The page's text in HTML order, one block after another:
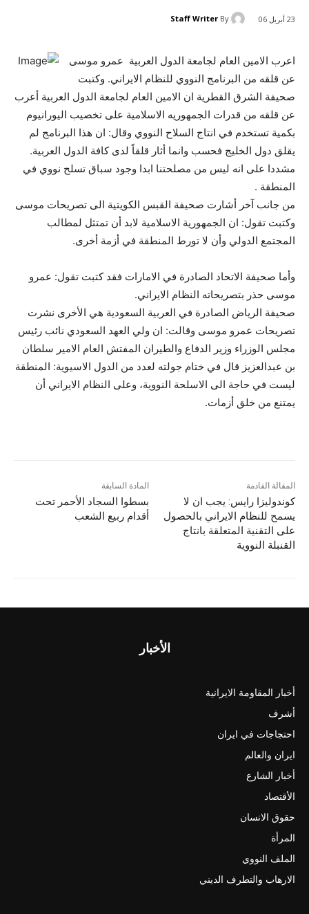
23 أبريل 06 By
Staff Writer
اعرب الامين العام لجامعة الدول العربية عمرو موسى
عن قلقه من البرنامج النووي للنظام الايراني. وكتبت
صحيفة الشرق القطرية ان الامين العام لجامعة الدول العربية أعرب
عن قلقه من قدرات الجمهوريه الاسلامية على تخصيب اليورانيوم
بكمية تستخدم في انتاج السلاح النووي وقال: ان هذا البرنامج لم
يقلق دول الخليج فحسب وانما أثار قلقاً لدى كافة الدول العربية.
مشددا على انه ليس من مصلحتنا ابدا وجود سباق تسلح نووي في
المنطقة .
من جانب آخر أشارت صحيفة القبس الكويتية الى تصريحات موسى
وكتبت تقول: ان الجمهورية الاسلامية لابد أن تمتثل لمطالب
المجتمع الدولي وأن لا تورط المنطقة في أزمة أخرى.
وأما صحيفة الاتحاد الصادرة في الامارات فقد كتبت تقول: عمرو
موسى حذر بتصريحاته النظام الايراني.
صحيفة الرياض الصادرة في العربية السعودية هي الأخرى نشرت
تصريحات عمرو موسى وقالت: ان ولي العهد السعودي نائب رئيس
مجلس الوزراء وزير الدفاع والطيران المفتش العام الامير سلطان
بن عبدالعزيز قال في ختام جولته لعدد من الدول الاسيوية: المنطقة
ليست في حاجة الى الاسلحة النووية، وعلى النظام الايراني أن
يمتنع من خلق أزمات.
المادة السابقة
بسطوا السجاد الأحمر تحت
أقدام ربيع الشعب
المقالة القادمة
كوندوليزا رايس: يجب ان لا
يسمح للنظام الايراني بالحصول
على التقنية المتعلقة بانتاج
القنبلة النووية
الأخبار
أخبار المقاومة الايرانية
أشرف
احتجاجات في ايران
ايران والعالم
أخبار الشارع
الأقتصاد
حقوق الانسان
المرأة
الملف النووي
الارهاب والتطرف الديني